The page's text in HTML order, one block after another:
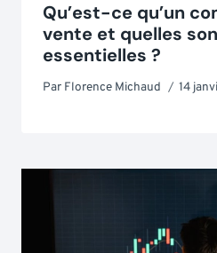
Qu’est-ce qu’un
vente et quelles
essentielles ?
Par Florence Michaud 14